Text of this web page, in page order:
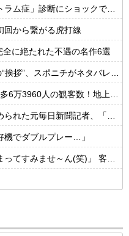
クで涙 見逃していた乳幼児期のサインとは
から繋がる虎打線
に絶たれた不遇の名作6選
”、スポニチがネタバレ報道
上波中継＆劇的な試合展開でSNSでも話題に
名乗ってSNSで活動するな」と要求されてしまい……
機でダブルプレー…」
「…今日、契約日ですよね？」→こうなるｗｗｗ